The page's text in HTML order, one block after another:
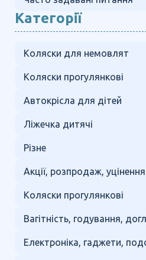
Категорії
Коляски для немовлят
Коляски прогулянкові
Автокрісла для дітей
Ліжечка дитячі
Різне
Акції, розпродаж, уцінення
Коляски прогулянкові
Вагітність, годування,
Електроніка, гаджети,